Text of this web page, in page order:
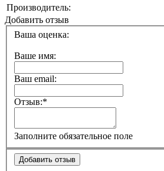
Производитель:
Добавить отзыв
Ваша оценка:
Ваше имя:
Ваш email:
Отзыв:*
Заполните обязательное поле